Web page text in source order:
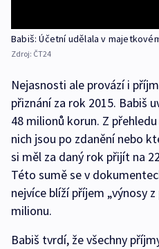
Babiš: Účetní udělala v
Zdroj: ČT24
Nejasnosti ale provází i
přiznání za rok 2015. Babiš
48 milionů korun. Z
nich jsou po zdanění nebo
si měl za daný rok přijít na
Této sumě se v
nejvíce blíží příjem „výnosy
milionu.
Babiš tvrdí, že všechny